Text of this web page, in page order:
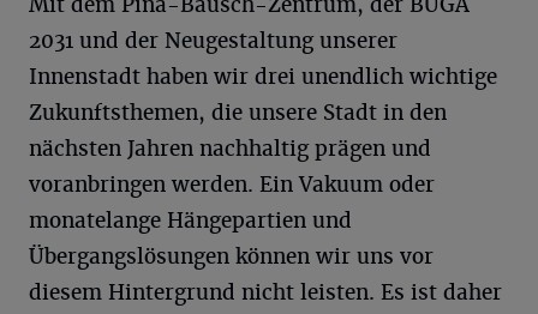
2031 und der Neugestaltung unserer
Innenstadt haben wir drei unendlich wichtige
Zukunftsthemen, die unsere Stadt in den
nächsten Jahren nachhaltig prägen und
voranbringen werden. Ein Vakuum oder
monatelange Hängepartien und
Übergangslösungen können wir uns vor
diesem Hintergrund nicht leisten. Es ist daher